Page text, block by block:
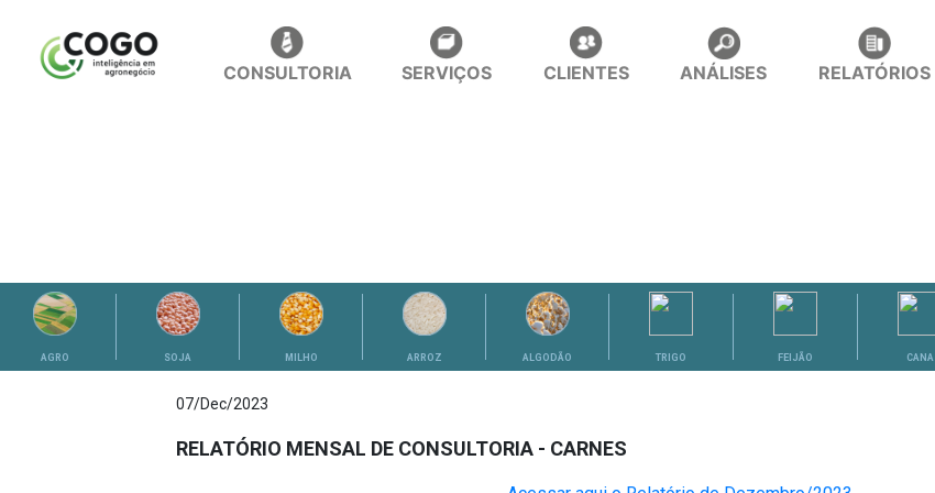
CONSULTORIA SERVIÇOS CLIENTES ANÁLISES RELATÓRIOS
AGRO SOJA MILHO ARROZ ALGODÃO TRIGO FEIJÃO CANA
07/Dec/2023
RELATÓRIO MENSAL DE CONSULTORIA - CARNES